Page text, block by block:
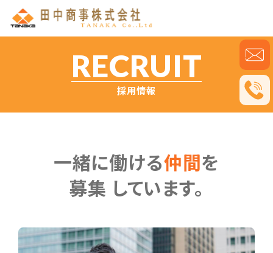
RECRUIT
採用情報
一緒に働ける仲間を
募集 しています。